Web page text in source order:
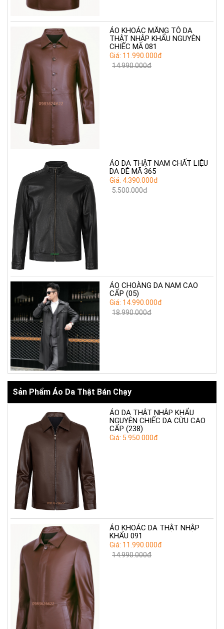
ÁO KHOÁC MĂNG TÔ DA
THẬT NHẬP KHẨU NGUYÊN
CHIẾC MÃ 081
Giá: 11.990.000đ
14.990.000đ
ÁO DA THẬT NAM CHẤT LIỆU
DA DÊ MÃ 365
Giá: 4.390.000đ
5.500.000đ
ÁO CHOÀNG DA NAM CAO
CẤP (05)
Giá: 14.990.000đ
18.990.000đ
Sản Phẩm Áo Da Thật Bán Chạy
ÁO DA THẬT NHẬP KHẨU
NGUYÊN CHIẾC DA CỪU CAO
CẤP (238)
Giá: 5.950.000đ
ÁO KHOÁC DA THẬT NHẬP
KHẨU 091
Giá: 11.990.000đ
14.990.000đ